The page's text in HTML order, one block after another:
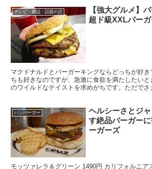
テレビ・雑誌・話題の店
【強大グルメ】
超ド級XXLバー
マクドナルドとバーガーキングならどっちが好き
ちも好きなのですが、急激に食欲を満たしたい
のワイルドなテイストを求めがちです。ただで
ハンバーガー
ヘルシーさとジ
す絶品バーガー
ーガーズ
モッツァレラ＆グリーン 1490円 カリフォルニア